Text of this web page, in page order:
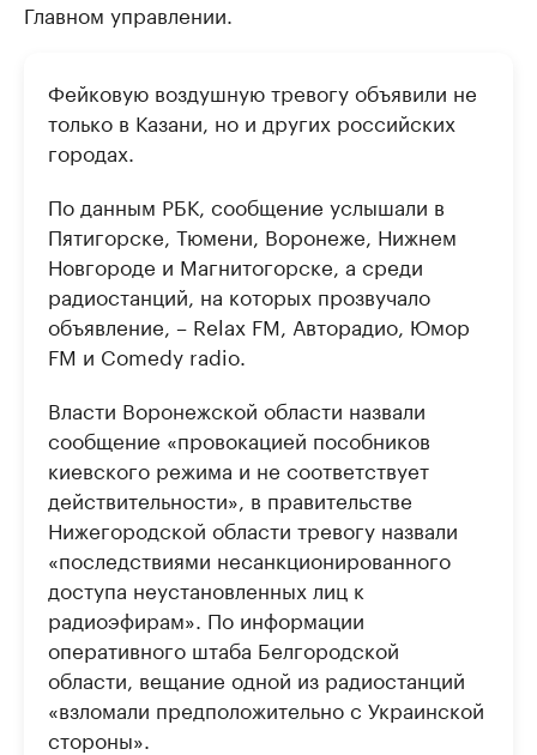
Главном управлении.
Фейковую воздушную тревогу объявили не
только в Казани, но и других российских
городах.
По данным РБК, сообщение услышали в
Пятигорске, Тюмени, Воронеже, Нижнем
Новгороде и Магнитогорске, а среди
радиостанций, на которых прозвучало
объявление, – Relax FM, Авторадио, Юмор
FM и Comedy radio.
Власти Воронежской области назвали
сообщение «провокацией пособников
киевского режима и не соответствует
действительности», в правительстве
Нижегородской области тревогу назвали
«последствиями несанкционированного
доступа неустановленных лиц к
радиоэфирам». По информации
оперативного штаба Белгородской
области, вещание одной из радиостанций
«взломали предположительно с Украинской
стороны».